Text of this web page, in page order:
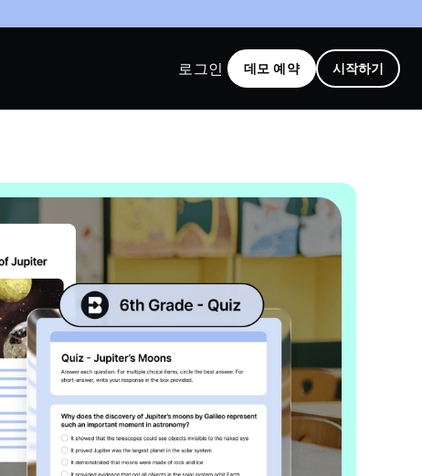
로그인 데모 예약 시작하기